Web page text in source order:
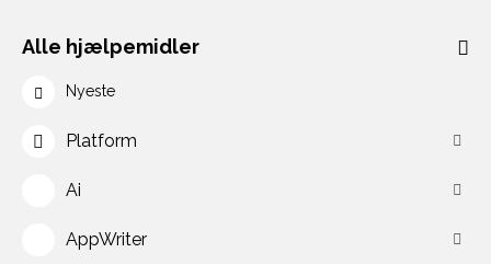
Alle hjælpemidler
Nyeste
Platform
Ai
AppWriter